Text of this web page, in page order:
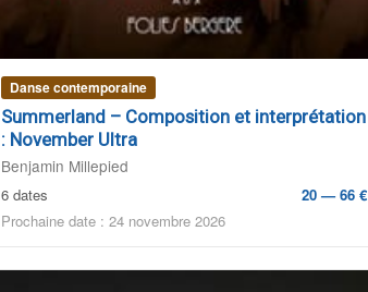
Danse contemporaine
Summerland – Composition et interprétation
: November Ultra
Benjamin Millepied
6 dates
20 — 66 €
Prochaine date : 24 novembre 2026